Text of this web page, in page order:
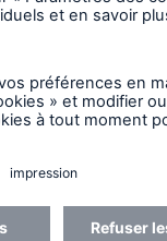
compétences
à propos de
processus